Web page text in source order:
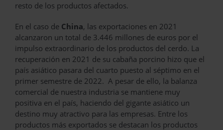
resto de los productos afectados.
En el caso de China, las exportaciones en 2021
alcanzaron un total de 3.446 millones de euros por el
impulso extraordinario de los productos del cerdo. La
recuperación en 2021 de su cabaña porcino hizo que el
país asiático pasara del cuarto puesto al séptimo en el
primer semestre de 2022. A pesar de ello, la balanza
comercial de nuestra industria se mantiene muy
positiva en el país, haciendo del gigante asiático un
destino muy atractivo para las empresas. Entre los
productos más exportados se destacan los productos